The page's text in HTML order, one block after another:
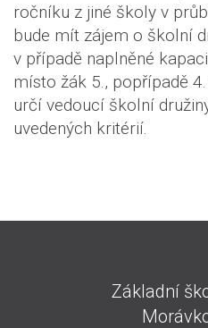
ročníku z jiné školy v
bude mít zájem o školní
v případě naplněné
místo žák 5., popřípadě
určí vedoucí školní
uvedených kritérií.
Základní